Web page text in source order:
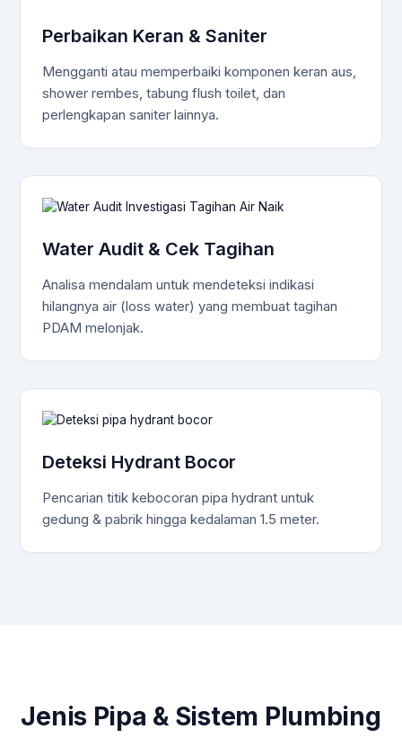
Perbaikan Keran & Saniter
Mengganti atau memperbaiki komponen keran aus,
shower rembes, tabung flush toilet, dan
perlengkapan saniter lainnya.
Water Audit & Cek Tagihan
Analisa mendalam untuk mendeteksi indikasi
hilangnya air (loss water) yang membuat tagihan
PDAM melonjak.
Deteksi Hydrant Bocor
Pencarian titik kebocoran pipa hydrant untuk
gedung & pabrik hingga kedalaman 1.5 meter.
Jenis Pipa & Sistem Plumbing